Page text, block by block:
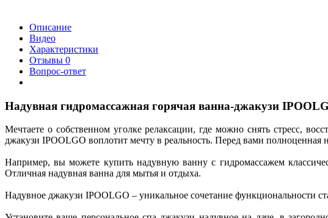
Описание
Видео
Характеристики
Отзывы 0
Вопрос-ответ
Надувная гидромассажная горячая ванна-джакузи
Мечтаете о собственном уголке релаксации, где можно снять стресс,
джакузи IPOOLGO воплотит мечту в реальность. Перед вами полноценная
Например, вы можете купить надувную ванну с гидромассажем
Отличная надувная ванна для мытья и отдыха.
Надувное джакузи IPOOLGO – уникальное сочетание функциональности